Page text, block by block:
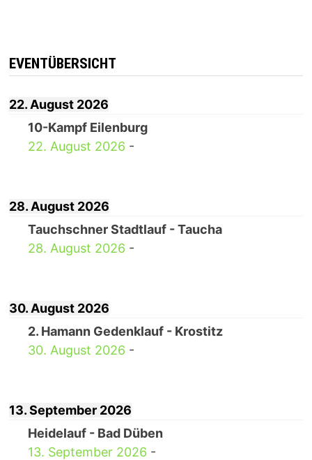
EVENTÜBERSICHT
22. August 2026
10-Kampf Eilenburg
22. August 2026 -
28. August 2026
Tauchschner Stadtlauf - Taucha
28. August 2026 -
30. August 2026
2. Hamann Gedenklauf - Krostitz
30. August 2026 -
13. September 2026
Heidelauf - Bad Düben
13. September 2026 -